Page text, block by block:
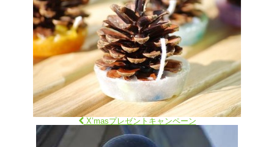
X’masプレゼントキャンペーン